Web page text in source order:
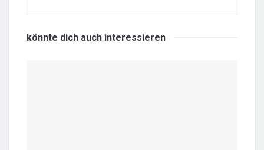
könnte dich auch interessieren